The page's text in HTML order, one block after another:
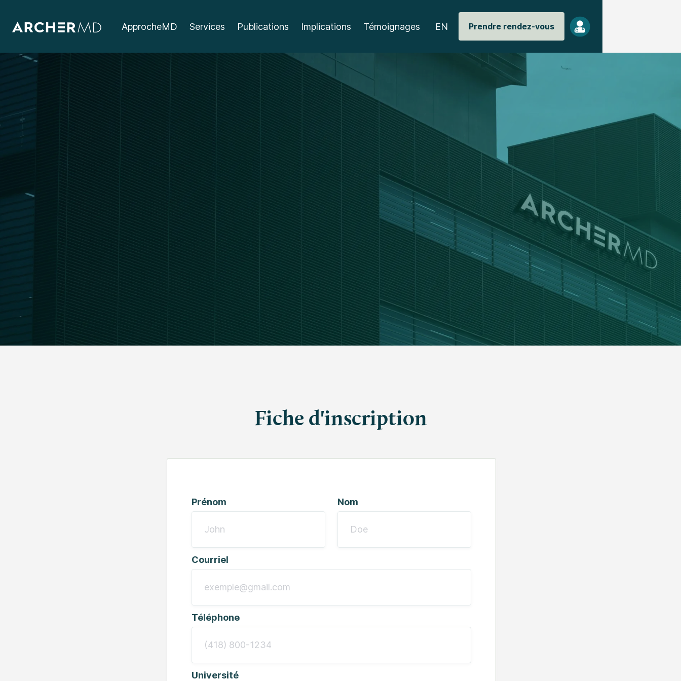
ApprocheMD Services Publications Implications Témoignages EN Prendre rendez-vous
Inscription conférence
Chicoutimi (Externat)
Mars 2023
Fiche d'inscription
Prénom Nom
Courriel
Téléphone
Université